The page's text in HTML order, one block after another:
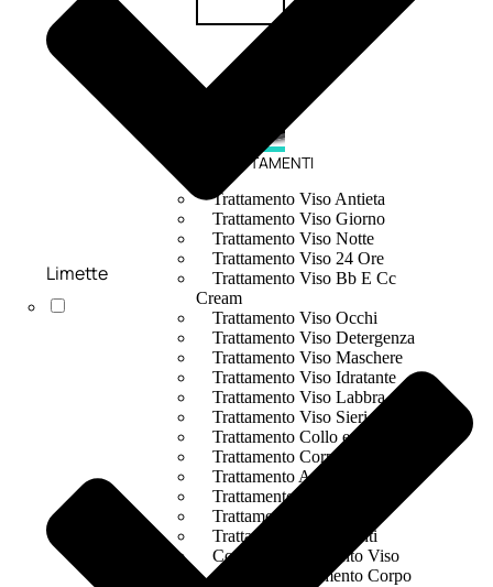
TRATTAMENTI
Trattamento Viso Antieta
Trattamento Viso Giorno
Trattamento Viso Notte
Trattamento Viso 24 Ore
Trattamento Viso Bb E Cc
Cream
Trattamento Viso Occhi
Trattamento Viso Detergenza
Trattamento Viso Maschere
Trattamento Viso Idratante
Trattamento Viso Labbra
Trattamento Viso Sieri
Trattamento Collo e Decolleté
Trattamento Corpo
Trattamento Anticellulite
Trattamento Mani e Piedi
Trattamento Unghie
Trattamento Deodoranti
Cofanetti Trattamento Viso
Cofanetti Trattamento Corpo
Limette